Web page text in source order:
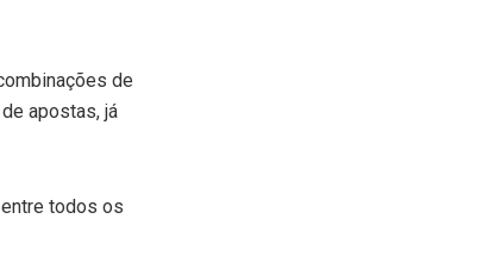
de
apostas, já
todos os